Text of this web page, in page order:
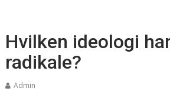
Hvilken ideologi
radikale?
Admin